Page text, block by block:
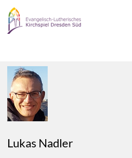
Zum Inhalt springen
Lukas Nadler